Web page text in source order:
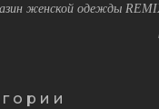
женской одежды